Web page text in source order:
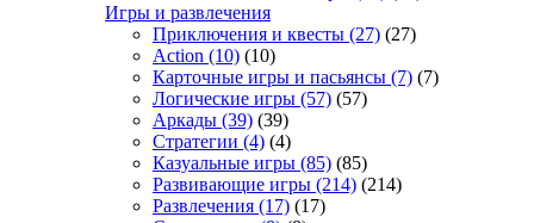
Игры и развлечения
Приключения и квесты (27) (27)
Action (10) (10)
Карточные игры и пасьянсы (7) (7)
Логические игры (57) (57)
Аркады (39) (39)
Стратегии (4) (4)
Казуальные игры (85) (85)
Развивающие игры (214) (214)
Развлечения (17) (17)